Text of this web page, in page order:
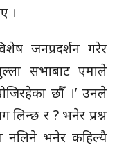
।
जनप्रदर्शन गरेर
सभाबाट एमाले
छौँ ।’ उनले
र ? भनेर प्रश्न
नलिने भनेर कहिल्यै